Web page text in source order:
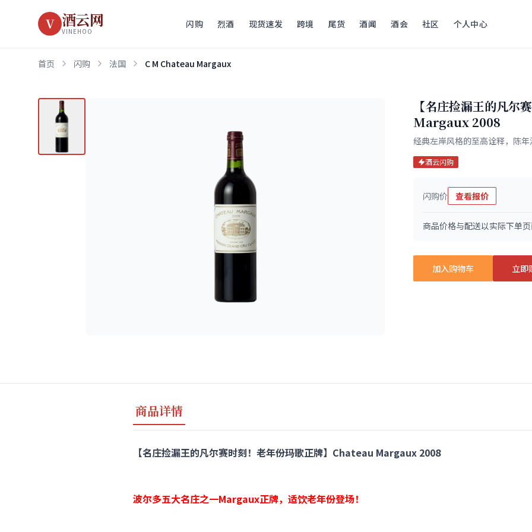
V 酒云网
VINEHOO
闪购 烈酒 现货速发 跨境 尾货 酒闻 酒会 社区 个人中心
首页 闪购 法国 C M Chateau Margaux
【名庄捡漏王的凡
Margaux 2008
经典左岸风格的至高诠释，陈
酒云闪购
闪购价 查看报价
商品价格与配送以实际下单
加入购物车 立即
商品详情
【名庄捡漏王的凡尔赛时刻！老年份玛歌正牌】Chateau Margaux 2008
波尔多五大名庄之一Margaux正牌，适饮老年份登场！